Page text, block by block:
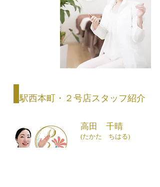
​駅西本町・２号店スタッフ紹介
高田 千晴
​(たかた ちはる)